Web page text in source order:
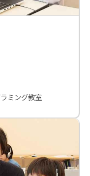
ミング教室